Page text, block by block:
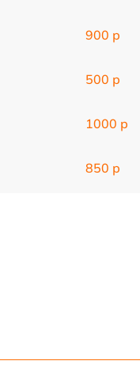
900 р
500 р
1000 р
850 р